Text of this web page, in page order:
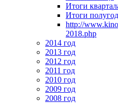
Итоги
Итоги
http://
2018.php
2014 год
2013 год
2012 год
2011 год
2010 год
2009 год
2008 год